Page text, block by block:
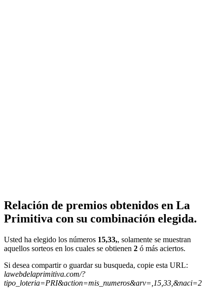
Relación de premios obtenidos en La
Primitiva con su combinación elegida.
Usted ha elegido los números 15,33,, solamente se muestran
aquellos sorteos en los cuales se obtienen 2 ó más aciertos.
Si desea compartir o guardar su busqueda, copie esta URL:
lawebdelaprimitiva.com/?
tipo_loteria=PRI&action=mis_numeros&arv=,15,33,&naci=2